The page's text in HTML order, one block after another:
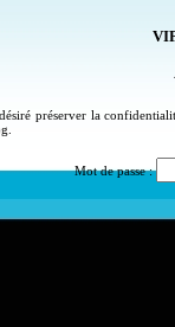
préserver la
Mot de passe :